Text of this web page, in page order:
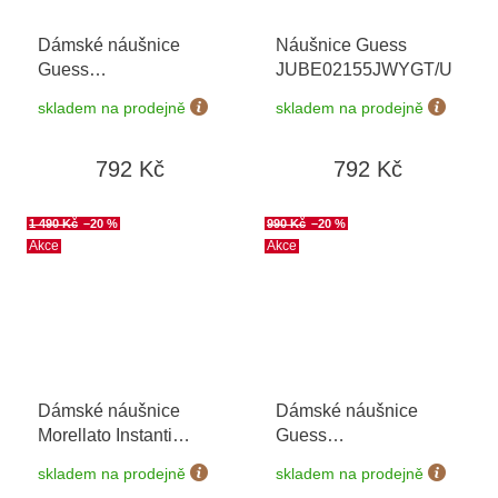
Dámské náušnice
Guess
JUBE03396JWRHT/U
skladem na prodejně
792 Kč
Náušnice Guess
JUBE02155JWYGT/U
skladem na prodejně
792 Kč
Akce
1 490 Kč –20 %
Dámské náušnice
Morellato Instanti
skladem na prodejně
Akce
990 Kč –20 %
Dámské náušnice
Guess
JUBE04209JWYGT/U
skladem na prodejně